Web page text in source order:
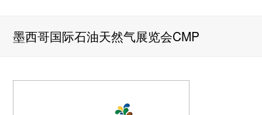
墨西哥国际石油天然气展览会CMP